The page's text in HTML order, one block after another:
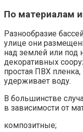
По материалам
Разнообразие
улице они
над землей или под
декоративных
простая ПВХ
удерживает воду.
В большинстве
в зависимости от
композитные;